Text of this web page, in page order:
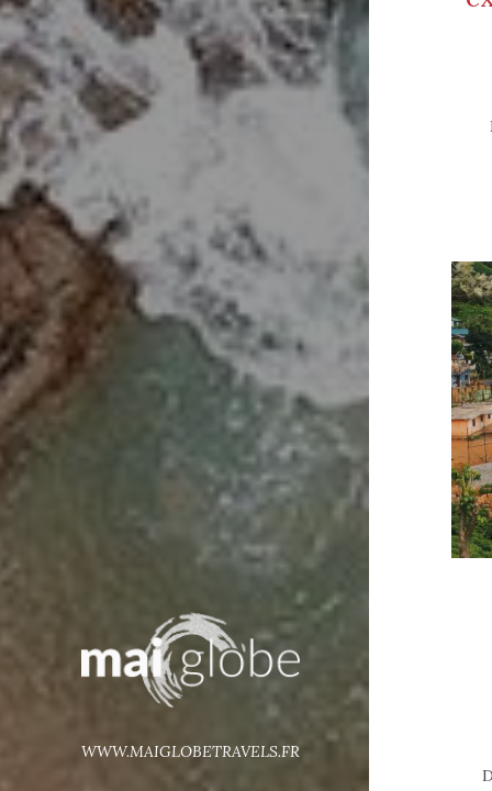
WWW.MAIGLOBETRAVELS.FR